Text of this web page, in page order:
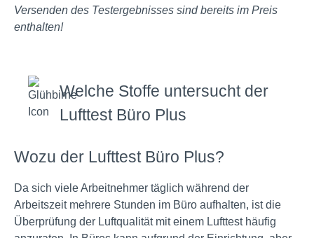
Versenden des Testergebnisses sind bereits im Preis
enthalten!
Welche Stoffe untersucht der
Lufttest Büro Plus
Wozu der Lufttest Büro Plus?
Da sich viele Arbeitnehmer täglich während der
Arbeitszeit mehrere Stunden im Büro aufhalten, ist die
Überprüfung der Luftqualität mit einem Lufttest häufig